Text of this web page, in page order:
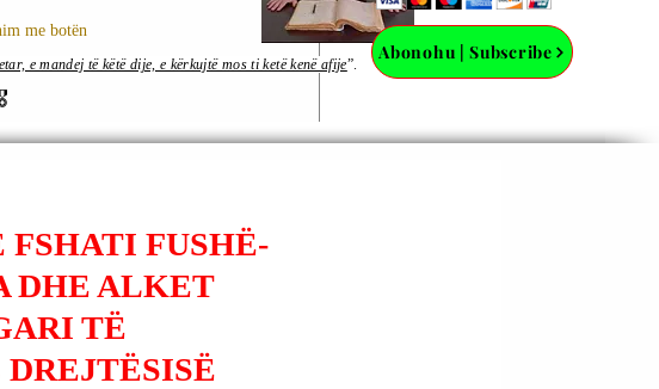
me botën
Abonohu | Subscribe
e mandej të këtë dije, e kërkujtë mos ti ketë kenë afije”.
FSHATI FUSHË-
DHE ALKET
TË